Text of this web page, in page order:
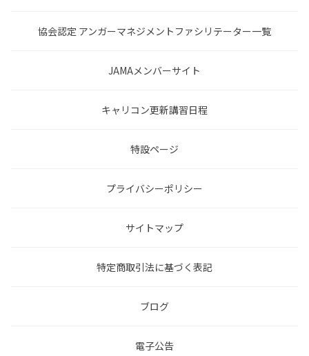
協会認定 アンガーマネジメントファシリテーター一覧
JAMAメンバーサイト
キャリコン更新講習日程
特設ページ
プライバシーポリシー
サイトマップ
特定商取引法に基づく表記
ブログ
電子公告